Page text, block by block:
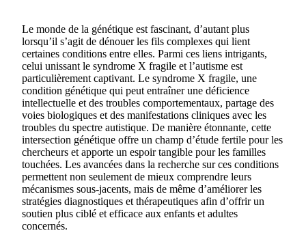
Le monde de la génétique est fascinant, d’autant plus
lorsqu’il s’agit de dénouer les fils complexes qui lient
certaines conditions entre elles. Parmi ces liens intrigants,
celui unissant le syndrome X fragile et l’autisme est
particulièrement captivant. Le syndrome X fragile, une
condition génétique qui peut entraîner une déficience
intellectuelle et des troubles comportementaux, partage des
voies biologiques et des manifestations cliniques avec les
troubles du spectre autistique. De manière étonnante, cette
intersection génétique offre un champ d’étude fertile pour les
chercheurs et apporte un espoir tangible pour les familles
touchées. Les avancées dans la recherche sur ces conditions
permettent non seulement de mieux comprendre leurs
mécanismes sous-jacents, mais de même d’améliorer les
stratégies diagnostiques et thérapeutiques afin d’offrir un
soutien plus ciblé et efficace aux enfants et adultes
concernés.